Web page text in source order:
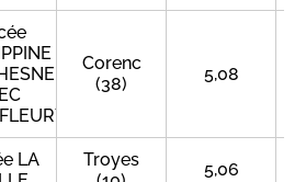
Corenc
(38)
5,08
LA
Troyes
5,06